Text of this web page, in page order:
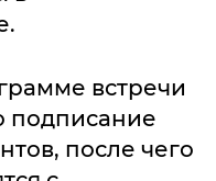
встречи
подписание
после чего